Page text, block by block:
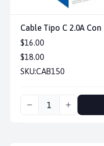
Cable Tipo C 2.0A
$16.00
$18.00
SKU:CAB150